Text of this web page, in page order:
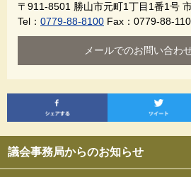
議会事務局からのお知らせ
〒911-8501 勝山市元町1丁目1番1号
Tel： 0779-88-8100 Fax：0779-88-
メールでのお問い合わ